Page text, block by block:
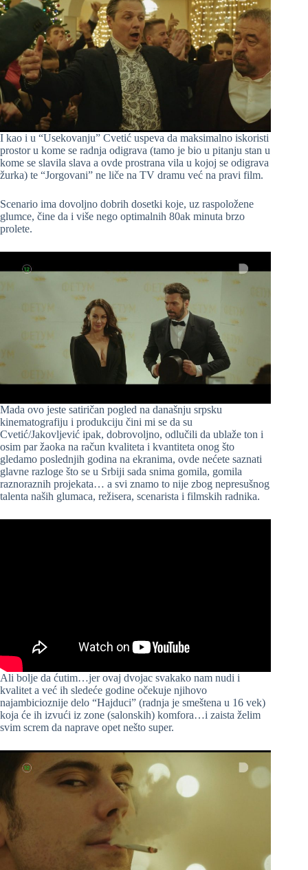
I kao i u “Usekovanju” Cvetić uspeva da maksimalno iskoristi
prostor u kome se radnja odigrava (tamo je bio u pitanju stan u
kome se slavila slava a ovde prostrana vila u kojoj se odigrava
žurka) te “Jorgovani” ne liče na TV dramu već na pravi film.
Scenario ima dovoljno dobrih dosetki koje, uz raspoložene
glumce, čine da i više nego optimalnih 80ak minuta brzo
prolete.
Mada ovo jeste satiričan pogled na današnju srpsku
kinematografiju i produkciju čini mi se da su
Cvetić/Jakovljević ipak, dobrovoljno, odlučili da ublaže ton i
osim par žaoka na račun kvaliteta i kvantiteta onog što
gledamo poslednjih godina na ekranima, ovde nećete saznati
glavne razloge što se u Srbiji sada snima gomila, gomila
raznoraznih projekata… a svi znamo to nije zbog nepresušnog
talenta naših glumaca, režisera, scenarista i filmskih radnika.
Ali bolje da ćutim…jer ovaj dvojac svakako nam nudi i
kvalitet a već ih sledeće godine očekuje njihovo
najambicioznije delo “Hajduci” (radnja je smeštena u 16 vek)
koja će ih izvući iz zone (salonskih) komfora…i zaista želim
svim screm da naprave opet nešto super.